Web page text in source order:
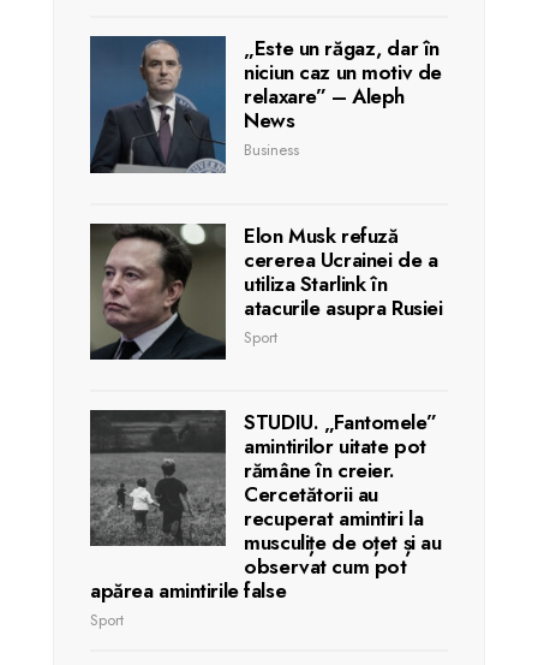
„Este un răgaz, dar în
niciun caz un motiv de
relaxare” – Aleph
News
Business
Elon Musk refuză
cererea Ucrainei de a
utiliza Starlink în
atacurile asupra Rusiei
Sport
STUDIU. „Fantomele”
amintirilor uitate pot
rămâne în creier.
Cercetătorii au
recuperat amintiri la
musculițe de oțet și au
observat cum pot
apărea amintirile false
Sport